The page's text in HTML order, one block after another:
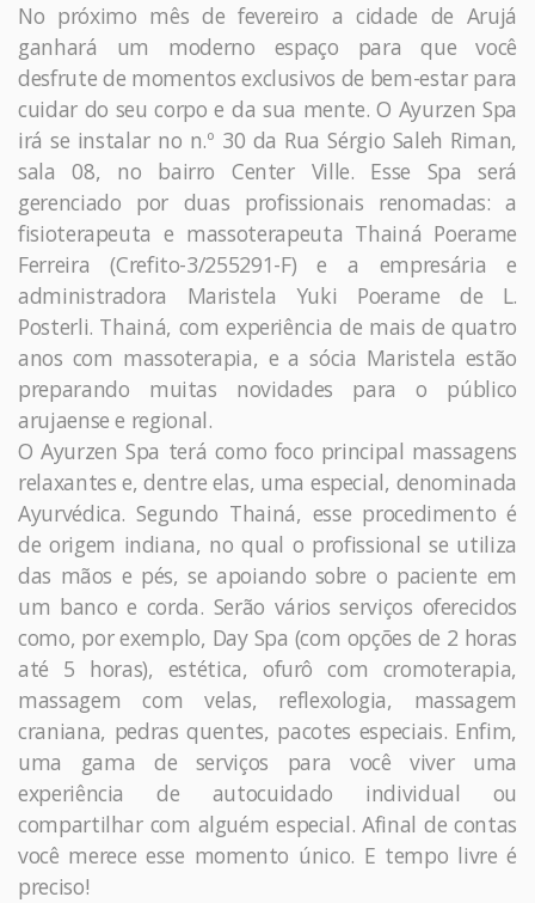
No próximo mês de fevereiro a cidade de Arujá
ganhará um moderno espaço para que você
desfrute de momentos exclusivos de bem-estar para
cuidar do seu corpo e da sua mente. O Ayurzen Spa
irá se instalar no n.º 30 da Rua Sérgio Saleh Riman,
sala 08, no bairro Center Ville. Esse Spa será
gerenciado por duas profissionais renomadas: a
fisioterapeuta e massoterapeuta Thainá Poerame
Ferreira (Crefito-3/255291-F) e a empresária e
administradora Maristela Yuki Poerame de L.
Posterli. Thainá, com experiência de mais de quatro
anos com massoterapia, e a sócia Maristela estão
preparando muitas novidades para o público
arujaense e regional.
O Ayurzen Spa terá como foco principal massagens
relaxantes e, dentre elas, uma especial, denominada
Ayurvédica. Segundo Thainá, esse procedimento é
de origem indiana, no qual o profissional se utiliza
das mãos e pés, se apoiando sobre o paciente em
um banco e corda. Serão vários serviços oferecidos
como, por exemplo, Day Spa (com opções de 2 horas
até 5 horas), estética, ofurô com cromoterapia,
massagem com velas, reflexologia, massagem
craniana, pedras quentes, pacotes especiais. Enfim,
uma gama de serviços para você viver uma
experiência de autocuidado individual ou
compartilhar com alguém especial. Afinal de contas
você merece esse momento único. E tempo livre é
preciso!